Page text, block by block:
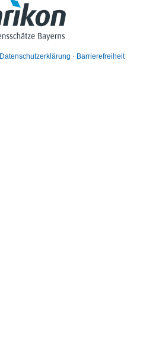
Datenschutzerklärung Barrierefreiheit